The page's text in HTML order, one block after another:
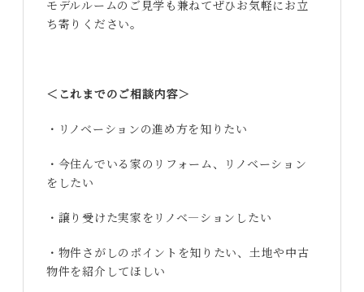
モデルルームのご見学も兼ねてぜひお気軽にお立
ち寄りください。
＜これまでのご相談内容＞
・リノベーションの進め方を知りたい
・今住んでいる家のリフォーム、リノベーション
をしたい
・譲り受けた実家をリノベ―ションしたい
・物件さがしのポイントを知りたい、土地や中古
物件を紹介してほしい